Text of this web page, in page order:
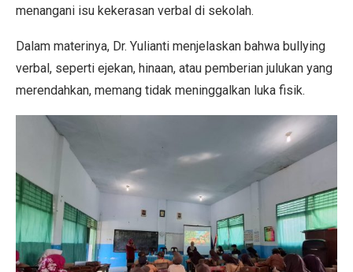
menangani isu kekerasan verbal di sekolah.
Dalam materinya, Dr. Yulianti menjelaskan bahwa bullying
verbal, seperti ejekan, hinaan, atau pemberian julukan yang
merendahkan, memang tidak meninggalkan luka fisik.